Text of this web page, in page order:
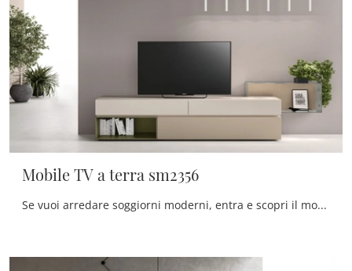
Mobile TV a terra sm2356
Se vuoi arredare soggiorni moderni, entra e scopri il mobile porta tv Mobile TV a terra sm2356 del marchio Maronese, realizzato in melaminico